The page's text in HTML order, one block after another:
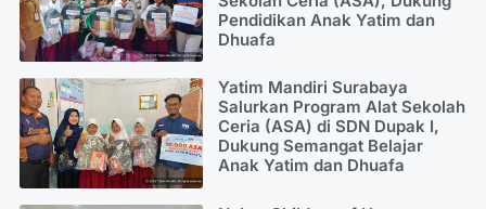
Pendidikan Anak Yatim dan
Dhuafa
Yatim Mandiri Surabaya
Salurkan Program Alat Sekolah
Ceria (ASA) di SDN Dupak I,
Dukung Semangat Belajar
Anak Yatim dan Dhuafa